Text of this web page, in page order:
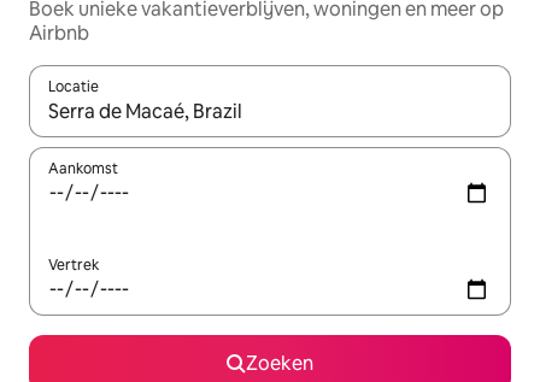
Boek unieke vakantieverblijven, woningen en meer op
Airbnb
Locatie
Wanneer er suggesties beschikbaar zijn, maak je een keuze
Aankomst
Vertrek
Zoeken